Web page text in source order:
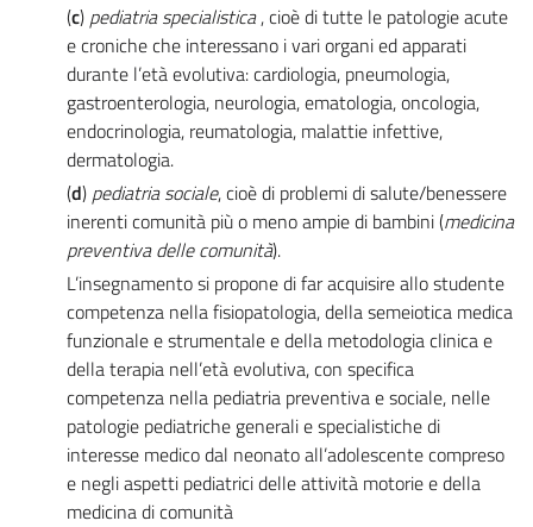
(c) pediatria specialistica, cioè di tutte le patologie acute
e croniche che interessano i vari organi ed apparati
durante l’età evolutiva: cardiologia, pneumologia,
gastroenterologia, neurologia, ematologia, oncologia,
endocrinologia, reumatologia, malattie infettive,
dermatologia.
(d) pediatria sociale, cioè di problemi di salute/benessere
inerenti comunità più o meno ampie di bambini (medicina
preventiva delle comunità).
L’insegnamento si propone di far acquisire allo studente
competenza nella fisiopatologia, della semeiotica medica
funzionale e strumentale e della metodologia clinica e
della terapia nell’età evolutiva, con specifica
competenza nella pediatria preventiva e sociale, nelle
patologie pediatriche generali e specialistiche di
interesse medico dal neonato all’adolescente compreso
e negli aspetti pediatrici delle attività motorie e della
medicina di comunità